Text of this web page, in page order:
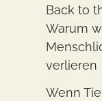
​Back to
Warum
verlieren
Wenn